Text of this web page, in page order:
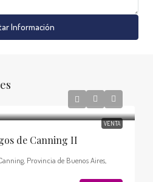
Información
VENTA
de Canning II
Provincia de Buenos Aires,